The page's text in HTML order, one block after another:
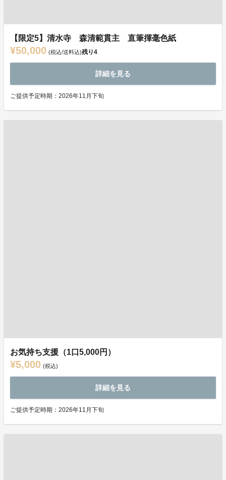
【限定5】清水寺 森清範貫主 直筆揮毫色紙
¥50,000 (税込/送料込)残り4
詳細を見る
ご提供予定時期：2026年11月下旬
お気持ち支援（1口5,000円）
¥5,000 (税込)
詳細を見る
ご提供予定時期：2026年11月下旬